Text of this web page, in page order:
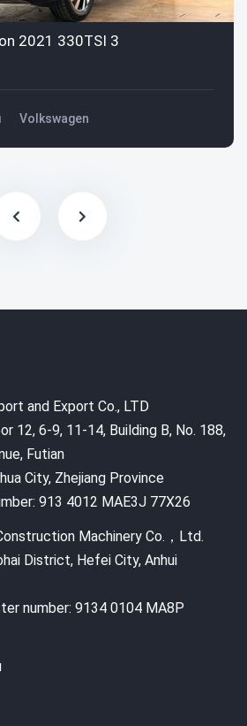
2021 330TSI 3
Volkswagen
and Export Co., LTD
12, 6-9, 11-14, Building B, No. 188,
Futian
City, Zhejiang Province
913 4012 MAE3J 77X26
Machinery Co.，Ltd.
District, Hefei City, Anhui
number: 9134 0104 MA8P